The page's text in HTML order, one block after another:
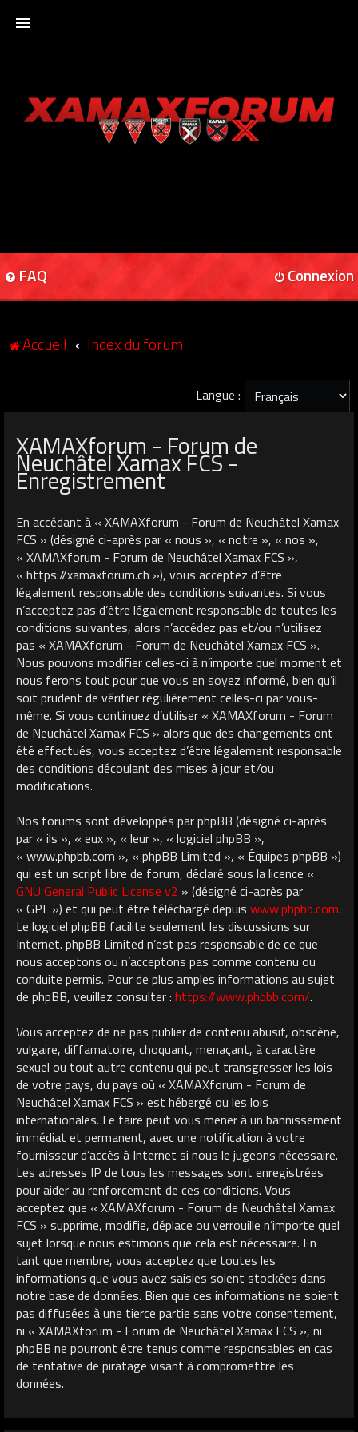
XAMAXFORUM
FAQ Connexion
Accueil Index du forum
Langue :
XAMAXforum - Forum de
Neuchâtel Xamax FCS -
Enregistrement
En accédant à « XAMAXforum - Forum de Neuchâtel Xamax
FCS » (désigné ci-après par « nous », « notre », « nos »,
« XAMAXforum - Forum de Neuchâtel Xamax FCS »,
« https://xamaxforum.ch »), vous acceptez d’être
légalement responsable des conditions suivantes. Si vous
n’acceptez pas d’être légalement responsable de toutes les
conditions suivantes, alors n’accédez pas et/ou n’utilisez
pas « XAMAXforum - Forum de Neuchâtel Xamax FCS ».
Nous pouvons modifier celles-ci à n’importe quel moment et
nous ferons tout pour que vous en soyez informé, bien qu’il
soit prudent de vérifier régulièrement celles-ci par vous-
même. Si vous continuez d’utiliser « XAMAXforum - Forum
de Neuchâtel Xamax FCS » alors que des changements ont
été effectués, vous acceptez d’être légalement responsable
des conditions découlant des mises à jour et/ou
modifications.
Nos forums sont développés par phpBB (désigné ci-après
par « ils », « eux », « leur », « logiciel phpBB »,
« www.phpbb.com », « phpBB Limited », « Équipes phpBB »)
qui est un script libre de forum, déclaré sous la licence «
GNU General Public License v2 » (désigné ci-après par
« GPL ») et qui peut être téléchargé depuis www.phpbb.com.
Le logiciel phpBB facilite seulement les discussions sur
Internet. phpBB Limited n’est pas responsable de ce que
nous acceptons ou n’acceptons pas comme contenu ou
conduite permis. Pour de plus amples informations au sujet
de phpBB, veuillez consulter : https://www.phpbb.com/.
Vous acceptez de ne pas publier de contenu abusif, obscène,
vulgaire, diffamatoire, choquant, menaçant, à caractère
sexuel ou tout autre contenu qui peut transgresser les lois
de votre pays, du pays où « XAMAXforum - Forum de
Neuchâtel Xamax FCS » est hébergé ou les lois
internationales. Le faire peut vous mener à un bannissement
immédiat et permanent, avec une notification à votre
fournisseur d’accès à Internet si nous le jugeons nécessaire.
Les adresses IP de tous les messages sont enregistrées
pour aider au renforcement de ces conditions. Vous
acceptez que « XAMAXforum - Forum de Neuchâtel Xamax
FCS » supprime, modifie, déplace ou verrouille n’importe quel
sujet lorsque nous estimons que cela est nécessaire. En
tant que membre, vous acceptez que toutes les
informations que vous avez saisies soient stockées dans
notre base de données. Bien que ces informations ne soient
pas diffusées à une tierce partie sans votre consentement,
ni « XAMAXforum - Forum de Neuchâtel Xamax FCS », ni
phpBB ne pourront être tenus comme responsables en cas
de tentative de piratage visant à compromettre les
données.